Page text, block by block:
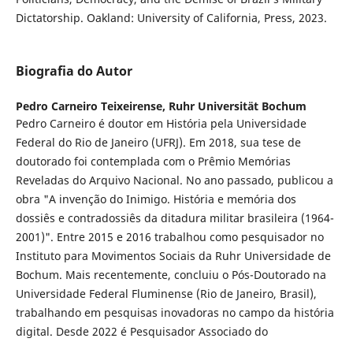
Dictatorship. Oakland: University of California, Press, 2023.
Biografia do Autor
Pedro Carneiro Teixeirense, Ruhr Universität Bochum
Pedro Carneiro é doutor em História pela Universidade
Federal do Rio de Janeiro (UFRJ). Em 2018, sua tese de
doutorado foi contemplada com o Prêmio Memórias
Reveladas do Arquivo Nacional. No ano passado, publicou a
obra "A invenção do Inimigo. História e memória dos
dossiês e contradossiês da ditadura militar brasileira (1964-
2001)". Entre 2015 e 2016 trabalhou como pesquisador no
Instituto para Movimentos Sociais da Ruhr Universidade de
Bochum. Mais recentemente, concluiu o Pós-Doutorado na
Universidade Federal Fluminense (Rio de Janeiro, Brasil),
trabalhando em pesquisas inovadoras no campo da história
digital. Desde 2022 é Pesquisador Associado do